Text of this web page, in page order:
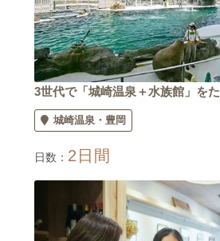
3世代で「城崎温泉＋水族館」を
城崎温泉 豊岡
日数： 2日間